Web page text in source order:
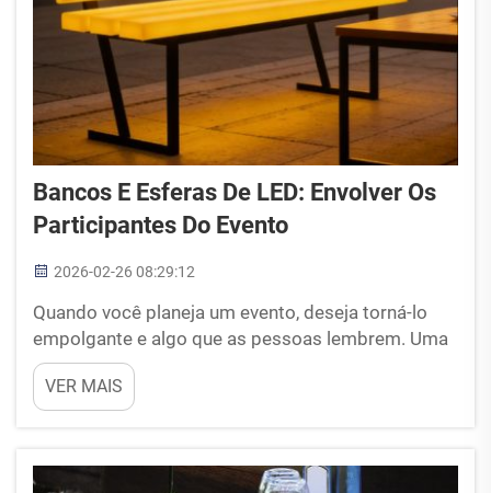
Bancos E Esferas De LED: Envolver Os
Participantes Do Evento
2026-02-26 08:29:12
Quando você planeja um evento, deseja torná-lo
empolgante e algo que as pessoas lembrem. Uma
boa maneira de fazê-lo é utilizar bancos e esferas
de LED para garantir que os convidados se
divirtam muito. Esses objetos brilhantes e
impressionante e criam uma atmosfera divertida.
VER MAIS